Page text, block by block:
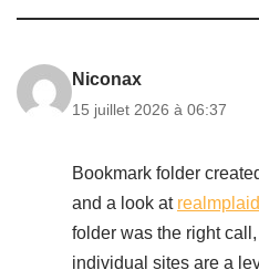
Niconax
15 juillet 2026 à 06:37
Bookmark folder
and a look at realmplaid
folder was the right
individual sites are a